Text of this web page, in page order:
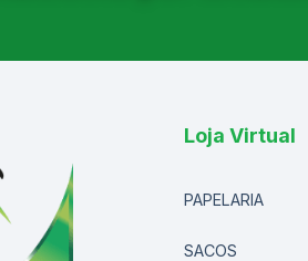
Loja Virtual
PAPELARIA
SACOS